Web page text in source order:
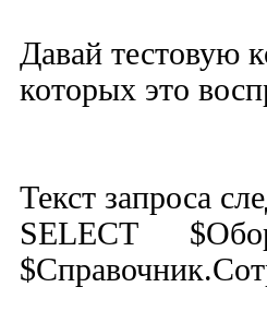
Давай тестовую
которых это
Текст запроса
SELECT